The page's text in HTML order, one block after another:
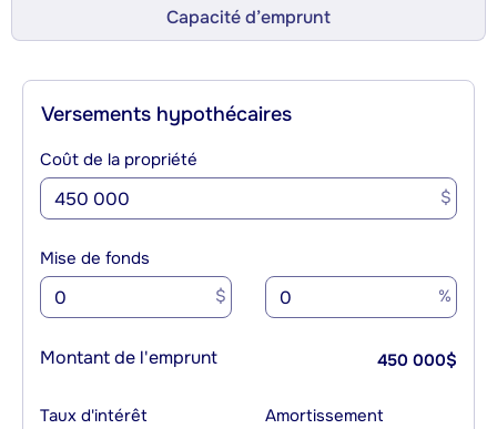
Capacité d’emprunt
Versements hypothécaires
Coût de la propriété
$
Mise de fonds
$ %
Montant de l'emprunt 450 000$
Taux d'intérêt Amortissement